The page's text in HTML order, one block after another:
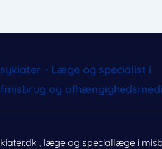
, læge og speciallæge i